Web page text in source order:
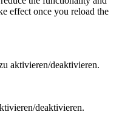
effect once you reload the
aktivieren/deaktivieren.
deaktivieren.